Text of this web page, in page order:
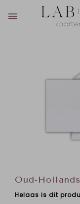
Oud-Hollands
Helaas is dit